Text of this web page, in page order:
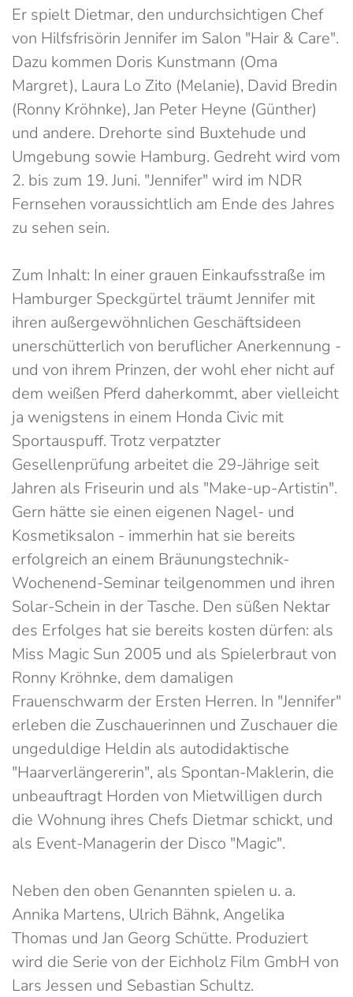
Er spielt Dietmar, den undurchsichtigen Chef
von Hilfsfrisörin Jennifer im Salon "Hair & Care".
Dazu kommen Doris Kunstmann (Oma
Margret), Laura Lo Zito (Melanie), David Bredin
(Ronny Kröhnke), Jan Peter Heyne (Günther)
und andere. Drehorte sind Buxtehude und
Umgebung sowie Hamburg. Gedreht wird vom
2. bis zum 19. Juni. "Jennifer" wird im NDR
Fernsehen voraussichtlich am Ende des Jahres
zu sehen sein.
Zum Inhalt: In einer grauen Einkaufsstraße im
Hamburger Speckgürtel träumt Jennifer mit
ihren außergewöhnlichen Geschäftsideen
unerschütterlich von beruflicher Anerkennung -
und von ihrem Prinzen, der wohl eher nicht auf
dem weißen Pferd daherkommt, aber vielleicht
ja wenigstens in einem Honda Civic mit
Sportauspuff. Trotz verpatzter
Gesellenprüfung arbeitet die 29-Jährige seit
Jahren als Friseurin und als "Make-up-Artistin".
Gern hätte sie einen eigenen Nagel- und
Kosmetiksalon - immerhin hat sie bereits
erfolgreich an einem Bräunungstechnik-
Wochenend-Seminar teilgenommen und ihren
Solar-Schein in der Tasche. Den süßen Nektar
des Erfolges hat sie bereits kosten dürfen: als
Miss Magic Sun 2005 und als Spielerbraut von
Ronny Kröhnke, dem damaligen
Frauenschwarm der Ersten Herren. In "Jennifer"
erleben die Zuschauerinnen und Zuschauer die
ungeduldige Heldin als autodidaktische
"Haarverlängererin", als Spontan-Maklerin, die
unbeauftragt Horden von Mietwilligen durch
die Wohnung ihres Chefs Dietmar schickt, und
als Event-Managerin der Disco "Magic".
Neben den oben Genannten spielen u. a.
Annika Martens, Ulrich Bähnk, Angelika
Thomas und Jan Georg Schütte. Produziert
wird die Serie von der Eichholz Film GmbH von
Lars Jessen und Sebastian Schultz.